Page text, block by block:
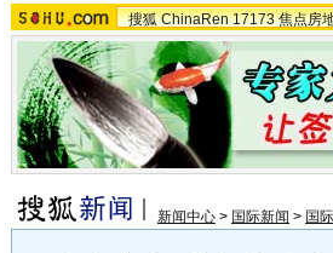
搜狐 ChinaRen 17173 焦点房
新闻中心 > 国际新闻 > 国